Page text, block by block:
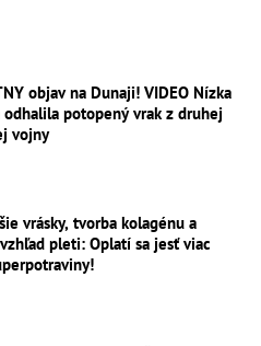
objav na Dunaji! VIDEO Nízka
odhalila potopený vrak z druhej
vojny
vrásky, tvorba kolagénu a
pleti: Oplatí sa jesť viac